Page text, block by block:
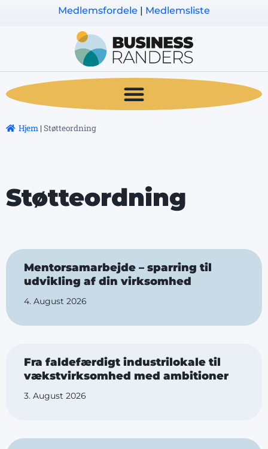
Medlemsfordele | Medlemsliste
Hjem | Støtteordning
Støtteordning
Mentorsamarbejde – sparring til
udvikling af din virksomhed
4. August 2026
Fra faldefærdigt industrilokale til
vækstvirksomhed med ambitioner
3. August 2026